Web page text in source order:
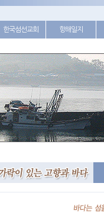
한국섬선교회 항해일지